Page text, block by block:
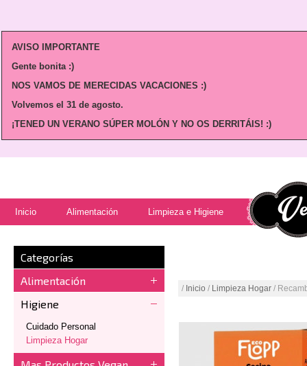
AVISO IMPORTANTE
Gente bonita :)
NOS VAMOS DE MERECIDAS VACACIONES :)
Volvemos el 31 de agosto.
¡TENED UN VERANO SÚPER MOLÓN Y NO OS DERRITÁIS! :)
Inicio Alimentación Limpieza e Higiene
Categorías
Alimentación
Higiene
Cuidado Personal
Limpieza Hogar
/ Inicio / Limpieza Hogar /